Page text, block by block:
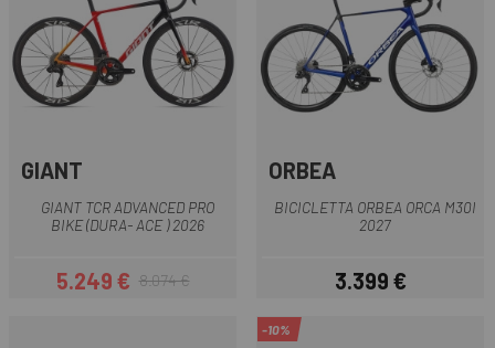
GIANT
GIANT TCR ADVANCED PRO
BIKE (DURA- ACE ) 2026
Prezzo
5.249 €Prezzo base
8.074 €
ORBEA
BICICLETTA ORBEA ORCA M30I
2027
Prezzo
3.399 €
-10%